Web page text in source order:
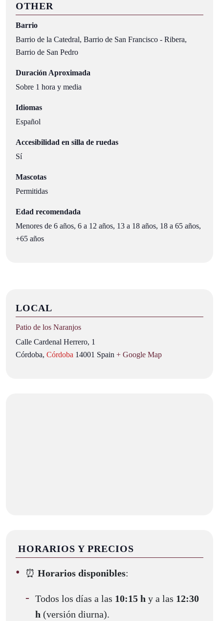
OTHER
Barrio
Barrio de la Catedral, Barrio de San Francisco - Ribera,
Barrio de San Pedro
Duración Aproximada
Sobre 1 hora y media
Idiomas
Español
Accesibilidad en silla de ruedas
Sí
Mascotas
Permitidas
Edad recomendada
Menores de 6 años, 6 a 12 años, 13 a 18 años, 18 a 65 años,
+65 años
LOCAL
Patio de los Naranjos
Calle Cardenal Herrero, 1
Córdoba, Córdoba 14001 Spain + Google Map
HORARIOS Y PRECIOS
⏰ Horarios disponibles:
Todos los días a las 10:15 h y a las 12:30
h (versión diurna).